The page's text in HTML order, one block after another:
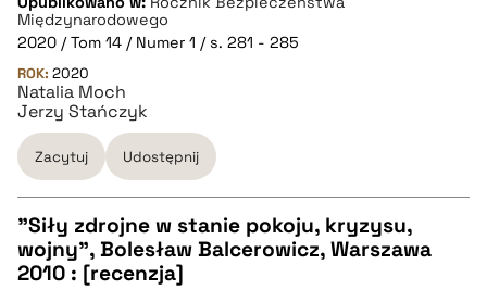
pobierz cytat
BIBTEX
pobierz cytat
Międzynarodowego
2020 / Tom 14 / Numer 1 / s. 281 - 285
ROK: 2020
Natalia Moch
Jerzy Stańczyk
Zacytuj Udostępnij
CZYSTY TEKST
"Siły zdrojne w stanie pokoju, kryzysu,
wojny", Bolesław Balcerowicz, Warszawa
2010 : [recenzja]